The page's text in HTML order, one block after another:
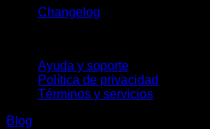
Changelog
Ayuda y soporte
Política de privacidad
Términos y servicios
Blog